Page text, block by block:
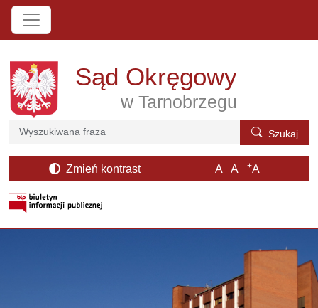
Przejdź do treści
Sąd Okręgowy
w Tarnobrzegu
Szukaj
Szukaj
Zmień kontrast -A A +A
otwiera się w nowym oknie